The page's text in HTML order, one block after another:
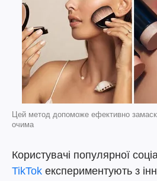
Цей метод допоможе ефективно
очима
Користувачі популярної
TikTok експериментують з